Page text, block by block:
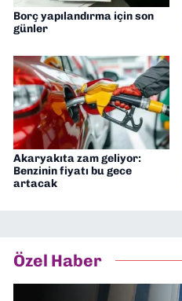
Borç yapılandırma için son
günler
Akaryakıta zam geliyor:
Benzinin fiyatı bu gece
artacak
Özel Haber